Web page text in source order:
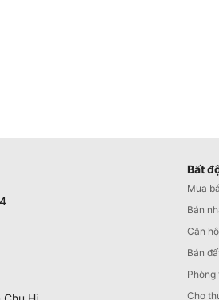
Bất
Mua
Bán
Căn
Bán
Phòng
Cho